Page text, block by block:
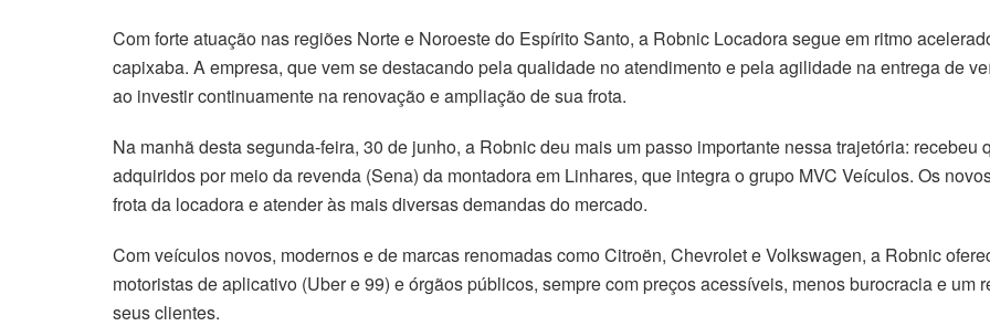
Com forte atuação nas regiões Norte e Noroeste do Espírito Santo, a Robnic Locadora segue em ritmo
capixaba. A empresa, que vem se destacando pela qualidade no atendimento e pela agilidade na entrega de
ao investir continuamente na renovação e ampliação de sua frota.
Na manhã desta segunda-feira, 30 de junho, a Robnic deu mais um passo importante nessa trajetória:
adquiridos por meio da revenda (Sena) da montadora em Linhares, que integra o grupo MVC Veículos. Os
frota da locadora e atender às mais diversas demandas do mercado.
Com veículos novos, modernos e de marcas renomadas como Citroën, Chevrolet e Volkswagen, a Robnic
motoristas de aplicativo (Uber e 99) e órgãos públicos, sempre com preços acessíveis, menos burocracia e um
seus clientes.